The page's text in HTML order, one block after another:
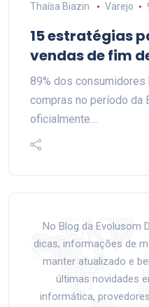
Thaísa Biazin Varejo
15 estratégias
vendas de fim
89% dos
compras no período da
oficialmente…
No Blog da Evolusom
dicas, informações de
manter atualizado e
últimas novidades
informática,